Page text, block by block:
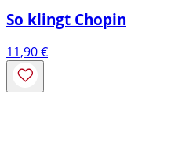
So klingt Chopin
11,90€